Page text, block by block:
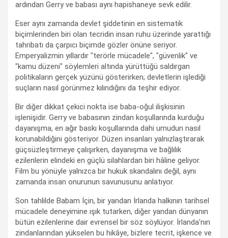
ardından Gerry ve babası aynı hapishaneye sevk edilir.
Eser aynı zamanda devlet şiddetinin en sistematik
biçimlerinden biri olan tecridin insan ruhu üzerinde yarattığı
tahribatı da çarpıcı biçimde gözler önüne seriyor.
Emperyalizmin yıllardır "terörle mücadele", "güvenlik" ve
"kamu düzeni" söylemleri altında yürüttüğü saldırgan
politikaların gerçek yüzünü gösterirken; devletlerin işlediği
suçların nasıl görünmez kılındığını da teşhir ediyor.
Bir diğer dikkat çekici nokta ise baba-oğul ilişkisinin
işlenişidir. Gerry ve babasının zindan koşullarında kurduğu
dayanışma, en ağır baskı koşullarında dahi umudun nasıl
korunabildiğini gösteriyor. Düzen insanları yalnızlaştırarak
güçsüzleştirmeye çalışırken, dayanışma ve bağlılık
ezilenlerin elindeki en güçlü silahlardan biri hâline geliyor.
Film bu yönüyle yalnızca bir hukuk skandalını değil, aynı
zamanda insan onurunun savunusunu anlatıyor.
Son tahlilde Babam İçin, bir yandan İrlanda halkının tarihsel
mücadele deneyimine ışık tutarken, diğer yandan dünyanın
bütün ezilenlerine dair evrensel bir söz söylüyor. İrlanda'nın
zindanlarından yükselen bu hikâye, bizlere tecrit, işkence ve